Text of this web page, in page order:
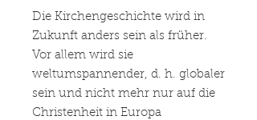
Die Kirchengeschichte wird in
Zukunft anders sein als früher.
Vor allem wird sie
weltumspannender, d. h. globaler
sein und nicht mehr nur auf die
Christenheit in Europa